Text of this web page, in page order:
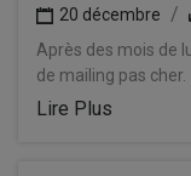
20 décembre
Après des mois de
de mailing pas cher.
Lire Plus